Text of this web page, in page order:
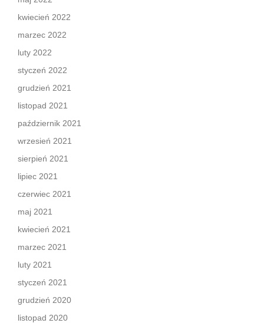
kwiecień 2022
marzec 2022
luty 2022
styczeń 2022
grudzień 2021
listopad 2021
październik 2021
wrzesień 2021
sierpień 2021
lipiec 2021
czerwiec 2021
maj 2021
kwiecień 2021
marzec 2021
luty 2021
styczeń 2021
grudzień 2020
listopad 2020